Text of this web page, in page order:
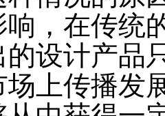
响，在传统
的设计产品
场上传播发